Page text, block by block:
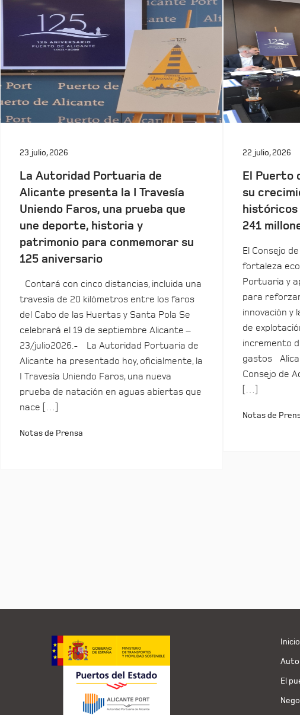
23 julio, 2026
La Autoridad Portuaria de
Alicante presenta la I Travesía
Uniendo Faros, una prueba que
une deporte, historia y
patrimonio para conmemorar su
125 aniversario
Contará con cinco distancias, incluida una
travesía de 20 kilómetros entre los faros
del Cabo de las Huertas y Santa Pola Se
celebrará el 19 de septiembre Alicante –
23/julio2026.- La Autoridad Portuaria de
Alicante ha presentado hoy, oficialmente, la
I Travesía Uniendo Faros, una nueva
prueba de natación en aguas abiertas que
nace […]
Notas de Prensa
22 julio, 2026
El Puerto
su
históricos
241
El Consejo
fortaleza
Portuaria y
para
innovación y
de
incremento
gastos
Consejo de
Notas de
Inicio
El